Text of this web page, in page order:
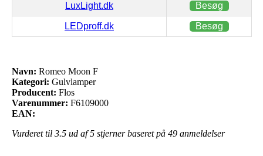
LuxLight.dk Besøg
LEDproff.dk Besøg
Navn: Romeo Moon F
Kategori: Gulvlamper
Producent: Flos
Varenummer: F6109000
EAN:
Vurderet til 3.5 ud af 5 stjerner baseret på 49 anmeldelser